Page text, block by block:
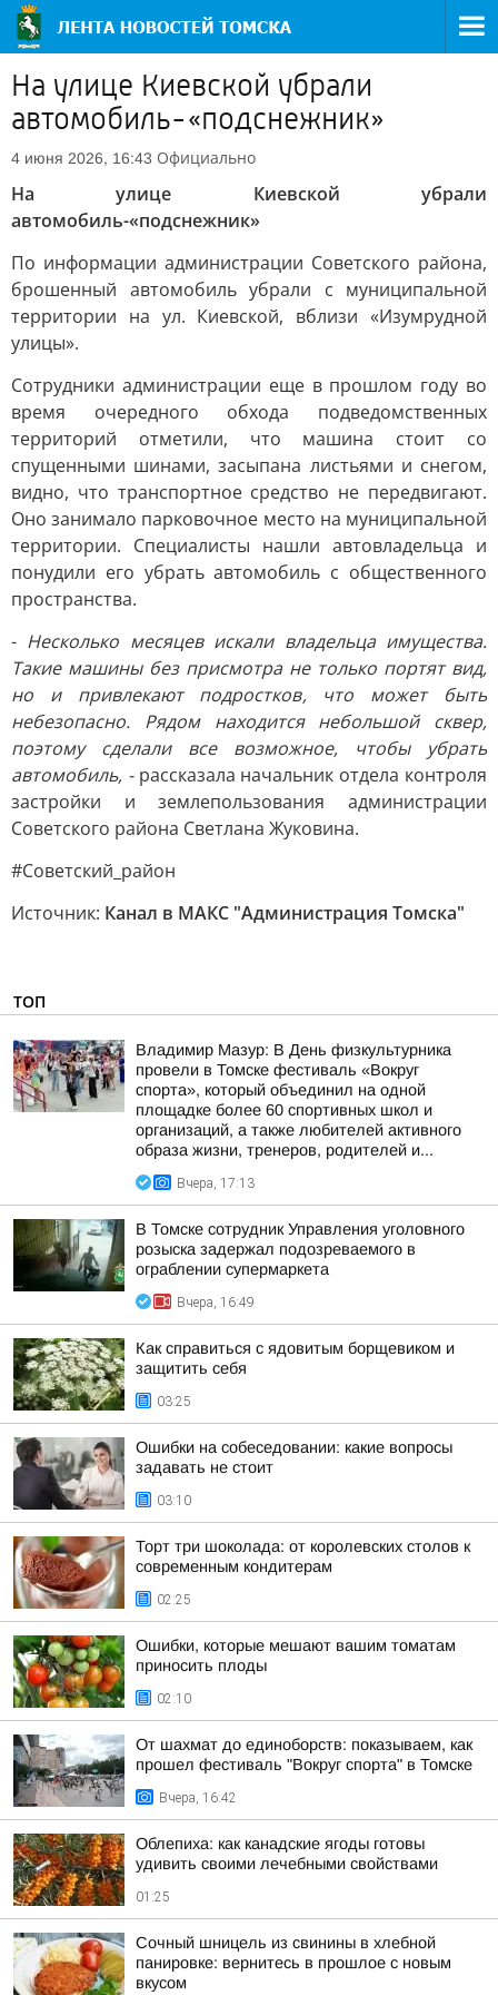
На улице Киевской убрали
автомобиль-«подснежник»
4 июня 2026, 16:43 Официально
На улице Киевской убрали
автомобиль-«подснежник»
По информации администрации Советского района,
брошенный автомобиль убрали с муниципальной
территории на ул. Киевской, вблизи «Изумрудной
улицы».
Сотрудники администрации еще в прошлом году во
время очередного обхода подведомственных
территорий отметили, что машина стоит со
спущенными шинами, засыпана листьями и снегом,
видно, что транспортное средство не передвигают.
Оно занимало парковочное место на муниципальной
территории. Специалисты нашли автовладельца и
понудили его убрать автомобиль с общественного
пространства.
- Несколько месяцев искали владельца имущества.
Такие машины без присмотра не только портят вид,
но и привлекают подростков, что может быть
небезопасно. Рядом находится небольшой сквер,
поэтому сделали все возможное, чтобы убрать
автомобиль, -рассказала начальник отдела контроля
застройки и землепользования администрации
Советского района Светлана Жуковина.
#Советский_район
Источник: Канал в МАКС "Администрация Томска"
ТОП
Владимир Мазур: В День физкультурника
провели в Томске фестиваль «Вокруг
спорта», который объединил на одной
площадке более 60 спортивных школ и
организаций, а также любителей активного
образа жизни, тренеров, родителей и...
Вчера, 17:13
В Томске сотрудник Управления уголовного
розыска задержал подозреваемого в
ограблении супермаркета
Вчера, 16:49
Как справиться с ядовитым борщевиком и
защитить себя
03:25
Ошибки на собеседовании: какие вопросы
задавать не стоит
03:10
Торт три шоколада: от королевских столов к
современным кондитерам
02:25
Ошибки, которые мешают вашим томатам
приносить плоды
02:10
От шахмат до единоборств: показываем, как
прошел фестиваль "Вокруг спорта" в Томске
Вчера, 16:42
Облепиха: как канадские ягоды готовы
удивить своими лечебными свойствами
01:25
Сочный шницель из свинины в хлебной
панировке: вернитесь в прошлое с новым
вкусом